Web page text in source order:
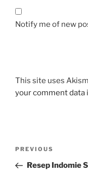
Notify me of new
This site uses
your comment data
Previous
Post
PREVIOUS
Resep Indomie